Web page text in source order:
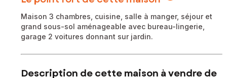
Maison 3 chambres, cuisine, salle à manger, séjour et
grand sous-sol aménageable avec bureau-lingerie,
garage 2 voitures donnant sur jardin.
Description de cette maison à vendre de